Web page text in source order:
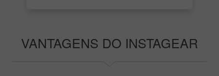
VANTAGENS DO INSTAGEAR